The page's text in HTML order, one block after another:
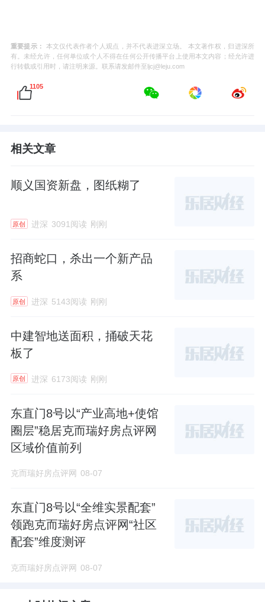
重要提示：
本文仅代表作者个人观点，并不代表进深立场。 本文著作权，归进深所
有。未经允许，任何单位或个人不得在任何公开传播平台上使用本文内容；经允许进
行转载或引用时，请注明来源。联系请发邮件至ljcj@leju.com
1105
相关文章
顺义国资新盘，图纸糊了
原创 进深 3091阅读 刚刚
招商蛇口，杀出一个新产品
系
原创 进深 5143阅读 刚刚
中建智地送面积，捅破天花
板了
原创 进深 6173阅读 刚刚
东直门8号以“产业高地+使馆
圈层”稳居克而瑞好房点评网
区域价值前列
克而瑞好房点评网 08-07
东直门8号以“全维实景配套”
领跑克而瑞好房点评网“社区
配套”维度测评
克而瑞好房点评网 08-07